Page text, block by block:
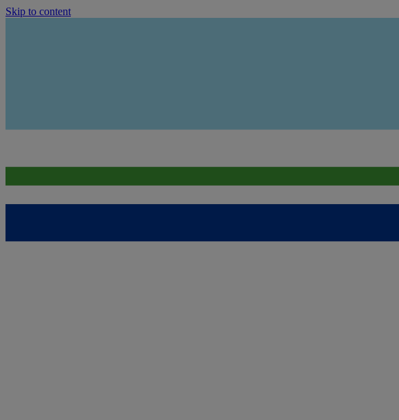
Skip to content